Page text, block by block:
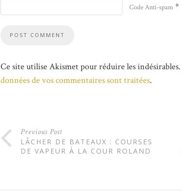
Code Anti-spam *
Ce site utilise Akismet pour réduire les indésirables.
données de vos commentaires sont traitées.
Previous Post
LÂCHER DE BATEAUX : COURSES
DE VAPEUR À LA COUR ROLAND